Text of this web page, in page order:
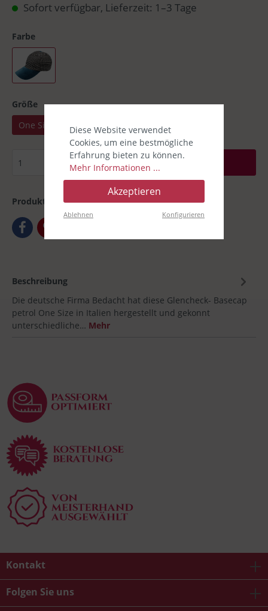
Sofort verfügbar, Lieferzeit: 1–3 Tage
Farbe
Größe
One Size
In den Warenkorb
Produktnummer:00030758-002
Beschreibung
Die deutsche Firma Bedacht hat diese Glencheck- Basecap
petrol One Size in Italien hergestellt und gekonnt
unterschiedliche… Mehr
Kontakt
Folgen Sie uns
Diese Website verwendet
Cookies, um eine bestmögliche
Erfahrung bieten zu können.
Mehr Informationen ...
Akzeptieren
Ablehnen Konfigurieren